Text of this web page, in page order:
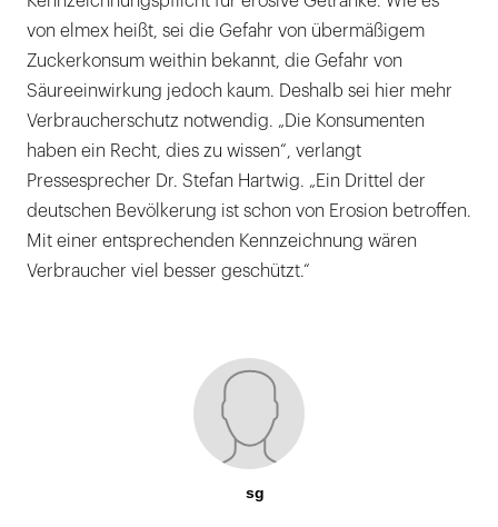
von elmex heißt, sei die Gefahr von übermäßigem
Zuckerkonsum weithin bekannt, die Gefahr von
Säureeinwirkung jedoch kaum. Deshalb sei hier mehr
Verbraucherschutz notwendig. „Die Konsumenten
haben ein Recht, dies zu wissen“, verlangt
Pressesprecher Dr. Stefan Hartwig. „Ein Drittel der
deutschen Bevölkerung ist schon von Erosion betroffen.
Mit einer entsprechenden Kennzeichnung wären
Verbraucher viel besser geschützt.“
sg